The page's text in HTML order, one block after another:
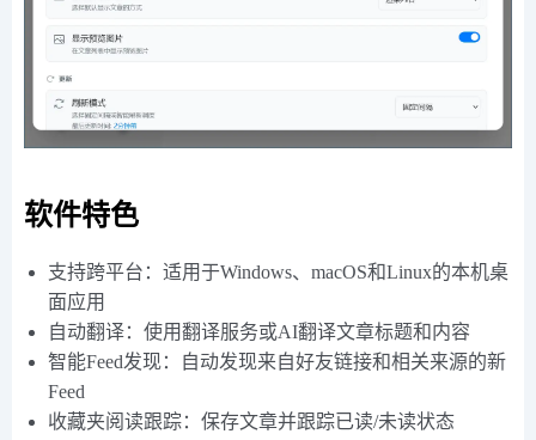
软件特色
支持跨平台：适用于Windows、macOS和Linux的本机桌
面应用
自动翻译：使用翻译服务或AI翻译文章标题和内容
智能Feed发现：自动发现来自好友链接和相关来源的新
Feed
收藏夹阅读跟踪：保存文章并跟踪已读/未读状态